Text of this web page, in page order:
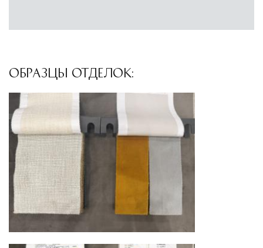
международных хабах:
Дубай, ОАЭ
— региональный центр для
Ближнего Востока и Азии
Кипр— распределительная база для
Средиземноморского региона
Лондон, Великобритания
логистический хаб для европейского рынка
США— центр доставки для
североамериканского сегмента
ОБРАЗЦЫ ОТДЕЛОК: